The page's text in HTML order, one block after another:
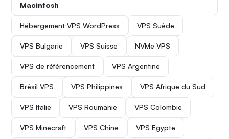
Macintosh
Hébergement VPS WordPress VPS Suède
VPS Bulgarie VPS Suisse NVMe VPS
VPS de référencement VPS Argentine
Brésil VPS VPS Philippines VPS Afrique du Sud
VPS Italie VPS Roumanie VPS Colombie
VPS Minecraft VPS Chine VPS Egypte